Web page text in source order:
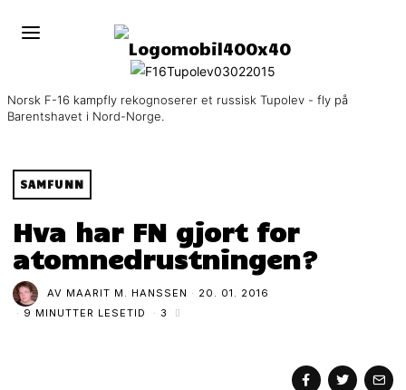
Norsk F-16 kampfly rekognoserer et russisk Tupolev - fly på
Barentshavet i Nord-Norge.
SAMFUNN
Hva har FN gjort for
atomnedrustningen?
AV MAARIT M. HANSSEN
20. 01. 2016
9 MINUTTER LESETID
3